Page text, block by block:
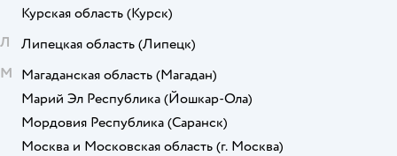
Курская область (Курск)
Л
Липецкая область (Липецк)
М Магаданская область (Магадан)
Марий Эл Республика (Йошкар-Ола)
Мордовия Республика (Саранск)
Москва и Московская область (г. Москва)